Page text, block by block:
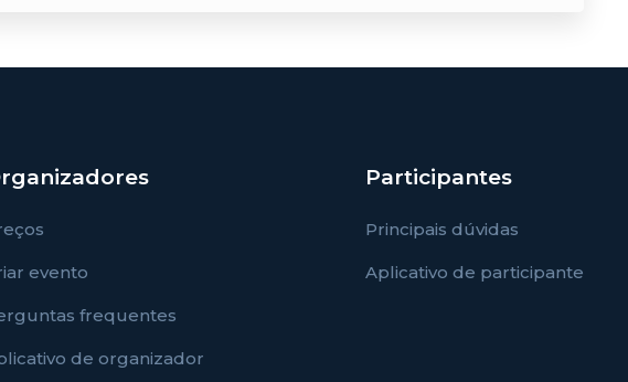
evento
frequentes
de organizador
Participantes
Principais dúvidas
Aplicativo de participante